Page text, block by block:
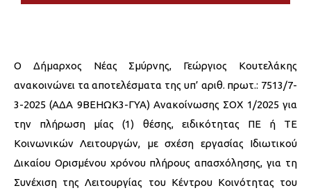
Ο Δήμαρχος Νέας Σμύρνης, Γεώργιος Κουτελάκης
ανακοινώνει τα αποτελέσματα της υπ’ αριθ. πρωτ.: 7513/7-
3-2025 (ΑΔΑ 9ΒΕΗΩΚ3-ΓΥΑ) Ανακοίνωσης ΣΟΧ 1/2025 για
την πλήρωση μίας (1) θέσης, ειδικότητας ΠΕ ή ΤΕ
Κοινωνικών Λειτουργών, με σχέση εργασίας Ιδιωτικού
Δικαίου Ορισμένου χρόνου πλήρους απασχόλησης, για τη
Συνέχιση της Λειτουργίας του Κέντρου Κοινότητας του